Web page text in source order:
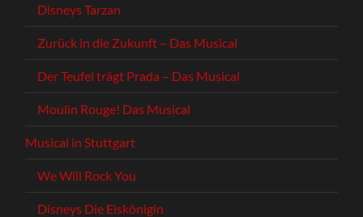
Disneys Tarzan
Zurück in die Zukunft – Das Musical
Der Teufel trägt Prada – Das Musical
Moulin Rouge! Das Musical
Musical in Stuttgart
We Will Rock You
Disneys Die Eiskönigin